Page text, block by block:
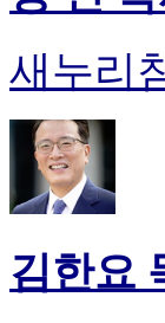
새누리
김한요